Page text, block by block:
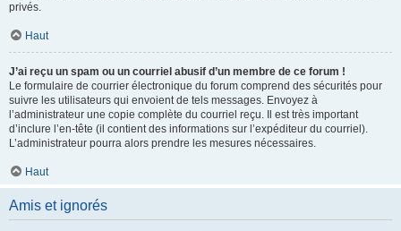
privés.
Haut
J’ai reçu un spam ou un courriel abusif d’un membre de ce forum !
Le formulaire de courrier électronique du forum comprend des sécurités pour
suivre les utilisateurs qui envoient de tels messages. Envoyez à
l’administrateur une copie complète du courriel reçu. Il est très important
d’inclure l’en-tête (il contient des informations sur l’expéditeur du courriel).
L’administrateur pourra alors prendre les mesures nécessaires.
Haut
Amis et ignorés